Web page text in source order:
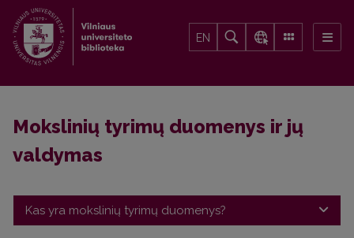
EN
Mokslinių tyrimų duomenys ir jų
valdymas
Kas yra mokslinių tyrimų duomenys?